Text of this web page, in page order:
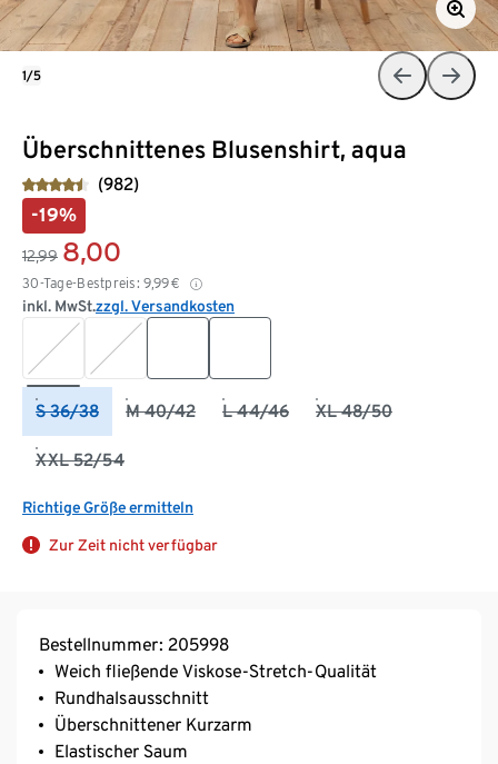
Überschnittenes Blusenshirt, aqua
(982)
-19%
12,99 8,00
30-Tage-Bestpreis: 9,99€
inkl. MwSt.zzgl. Versandkosten
S 36/38 M 40/42 L 44/46 XL 48/50
XXL 52/54
Richtige Größe ermitteln
Zur Zeit nicht verfügbar
1/5
Bestellnummer: 205998
Weich fließende Viskose-Stretch-Qualität
Rundhalsausschnitt
Überschnittener Kurzarm
Elastischer Saum